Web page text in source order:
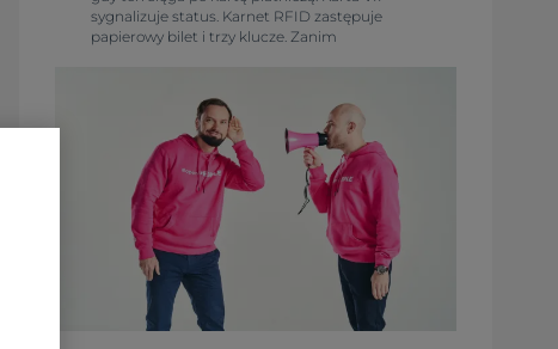
sygnalizuje status. Karnet RFID zastępuje
papierowy bilet i trzy klucze. Zanim
służy każdy typ karty.